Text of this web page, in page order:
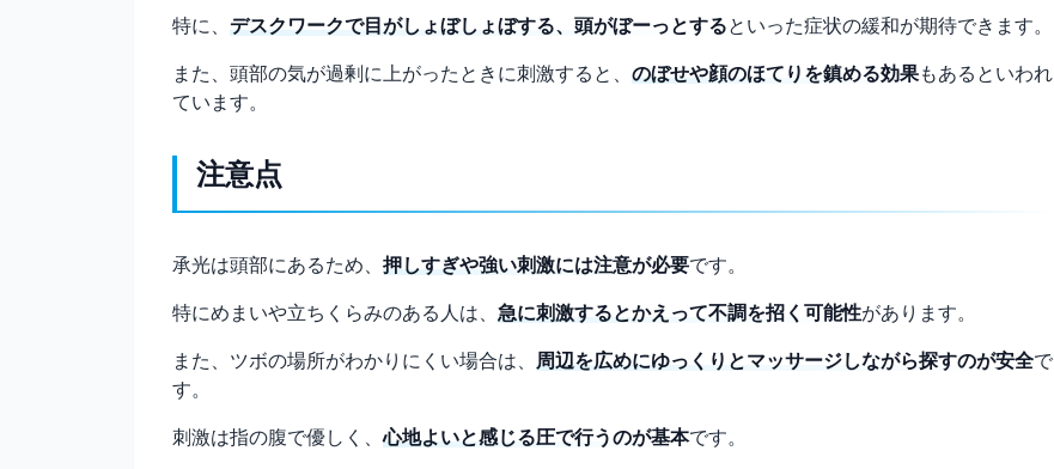
特に、 デスクワークで目がしょぼしょぼする、頭がぼーっとするといった症状の緩和が期待できます。
また、頭部の気が過剰に上がったときに刺激すると、 のぼせや顔のほてりを鎮める効果もあるといわれ
ています。
注意点
承光は頭部にあるため、 押しすぎや強い刺激には注意が必要です。
特にめまいや立ちくらみのある人は、 急に刺激するとかえって不調を招く可能性があります。
また、ツボの場所がわかりにくい場合は、 周辺を広めにゆっくりとマッサージしながら探すのが安全で
す。
刺激は指の腹で優しく、心地よいと感じる圧で行うのが基本です。